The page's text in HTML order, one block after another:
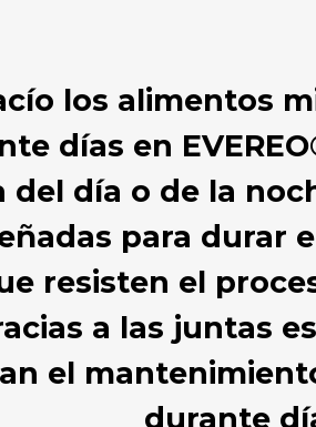
los alimentos
días en
día o de la
para durar
resisten el
a las juntas
el
durante